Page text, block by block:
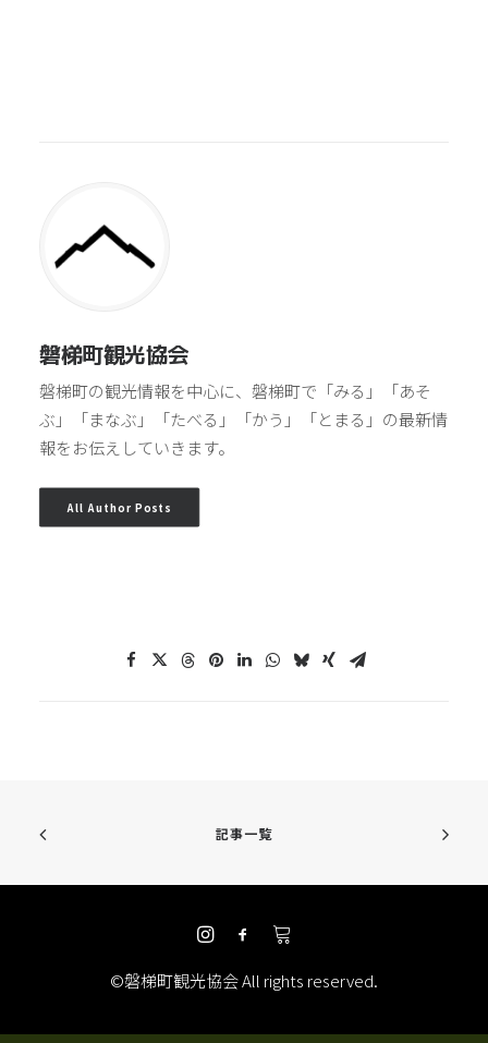
磐梯町観光協会
磐梯町の観光情報を中心に、磐梯町で「みる」「あそ
ぶ」「まなぶ」「たべる」「かう」「とまる」の最新情
報をお伝えしていきます。
All Author Posts
記事一覧
©磐梯町観光協会 All rights reserved.